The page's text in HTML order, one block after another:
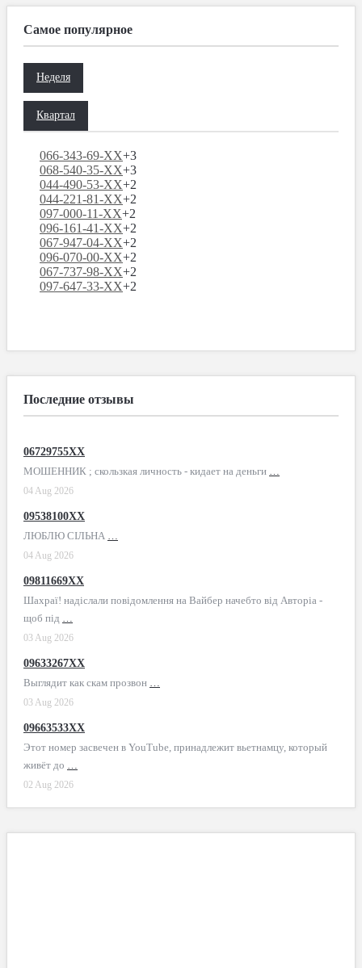
Самое популярное
Неделя
Квартал
066-343-69-XX+3
068-540-35-XX+3
044-490-53-XX+2
044-221-81-XX+2
097-000-11-XX+2
096-161-41-XX+2
067-947-04-XX+2
096-070-00-XX+2
067-737-98-XX+2
097-647-33-XX+2
Последние отзывы
06729755XX
МОШЕННИК ; скользкая личность - кидает на деньги …
04 Aug 2026
09538100XX
ЛЮБЛЮ СІЛЬНА …
04 Aug 2026
09811669XX
Шахраї! надіслали повідомлення на Вайбер начебто від Авторіа -
щоб під …
03 Aug 2026
09633267XX
Выглядит как скам прозвон …
03 Aug 2026
09663533XX
Этот номер засвечен в YouTube, принадлежит вьетнамцу, который
живёт до …
02 Aug 2026